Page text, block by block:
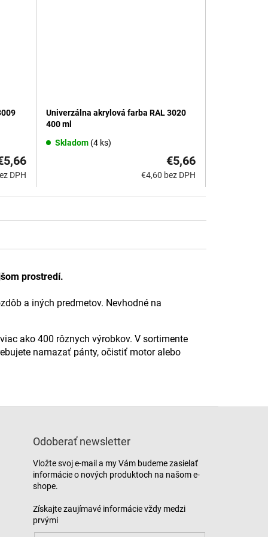
DPH
Univerzálna akrylová farba RAL 3020
400 ml
Skladom (4 ks)
€4,60 bez DPH
€5,66
prostredí.
a iných predmetov. Nevhodné na
ako 400 rôznych výrobkov. V sortimente
namazať pánty, očistiť motor alebo
Odoberať newsletter
Vložte svoj e-mail a my Vám budeme zasielať
informácie o nových produktoch na našom e-
shope.